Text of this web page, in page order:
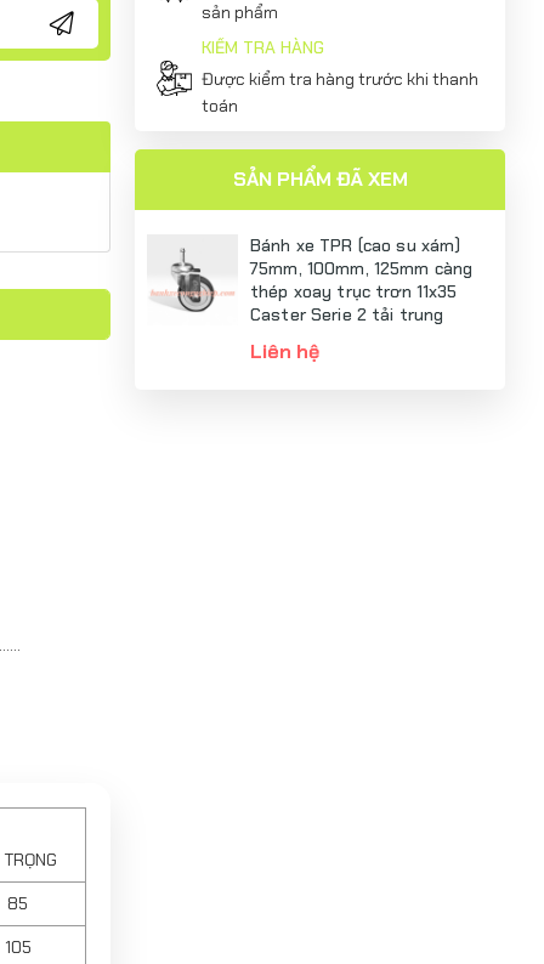
TRỌNG
85
105
sản phẩm
KIỂM TRA HÀNG
Được kiểm tra hàng trước khi thanh
toán
SẢN PHẨM ĐÃ XEM
Bánh xe TPR (cao su xám)
75mm, 100mm, 125mm càng
thép xoay trục trơn 11x35
Caster Serie 2 tải trung
Liên hệ